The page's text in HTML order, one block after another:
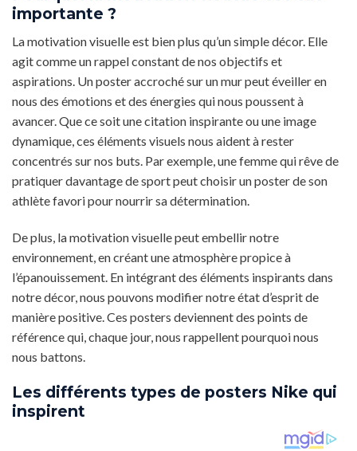
importante ?
La motivation visuelle est bien plus qu’un simple décor. Elle
agit comme un rappel constant de nos objectifs et
aspirations. Un poster accroché sur un mur peut éveiller en
nous des émotions et des énergies qui nous poussent à
avancer. Que ce soit une citation inspirante ou une image
dynamique, ces éléments visuels nous aident à rester
concentrés sur nos buts. Par exemple, une femme qui rêve de
pratiquer davantage de sport peut choisir un poster de son
athlète favori pour nourrir sa détermination.
De plus, la motivation visuelle peut embellir notre
environnement, en créant une atmosphère propice à
l’épanouissement. En intégrant des éléments inspirants dans
notre décor, nous pouvons modifier notre état d’esprit de
manière positive. Ces posters deviennent des points de
référence qui, chaque jour, nous rappellent pourquoi nous
nous battons.
Les différents types de posters Nike qui
inspirent